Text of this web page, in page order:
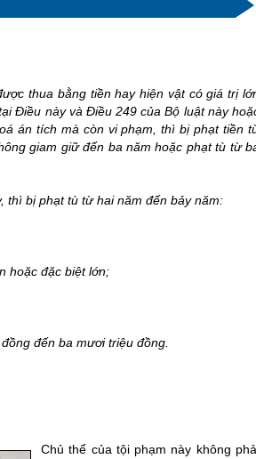
thua bằng tiền hay hiện vật có giá trị
Điều này và Điều 249 của Bộ luật này
án tích mà còn vi phạm, thì bị phạt tiền
giam giữ đến ba năm hoặc phạt tù từ
thì bị phạt tù từ hai năm đến bảy năm:
hoặc đặc biệt lớn;
đến ba mươi triệu đồng.
Chủ thể của tội phạm này không